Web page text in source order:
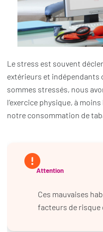
Le stress est souvent
extérieurs et indépendants
sommes stressés, nous
l’exercice physique, à
notre consommation de
Attention
Ces mauvaises
facteurs de risque